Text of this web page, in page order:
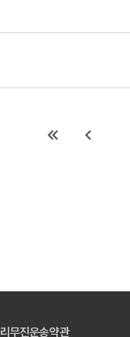
리무진운송약관